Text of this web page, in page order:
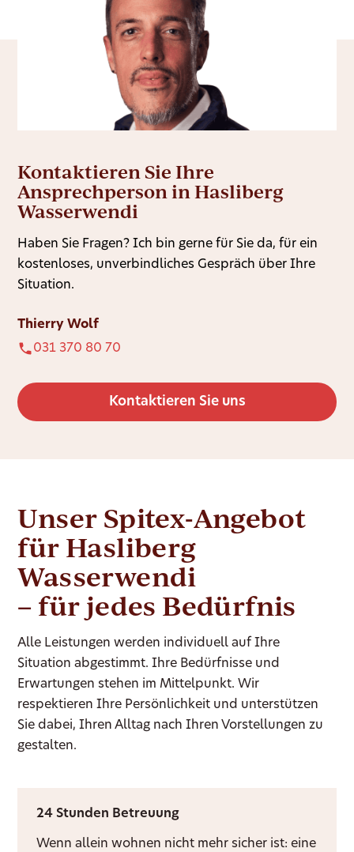
Kontaktieren Sie Ihre
Ansprechperson in Hasliberg
Wasserwendi
Haben Sie Fragen? Ich bin gerne für Sie da, für ein
kostenloses, unverbindliches Gespräch über Ihre
Situation.
Thierry Wolf
031 370 80 70
Kontaktieren Sie uns
Unser Spitex-Angebot
für Hasliberg
Wasserwendi
– für jedes Bedürfnis
Alle Leistungen werden individuell auf Ihre
Situation abgestimmt. Ihre Bedürfnisse und
Erwartungen stehen im Mittelpunkt. Wir
respektieren Ihre Persönlichkeit und unterstützen
Sie dabei, Ihren Alltag nach Ihren Vorstellungen zu
gestalten.
24 Stunden Betreuung
Wenn allein wohnen nicht mehr sicher ist: eine